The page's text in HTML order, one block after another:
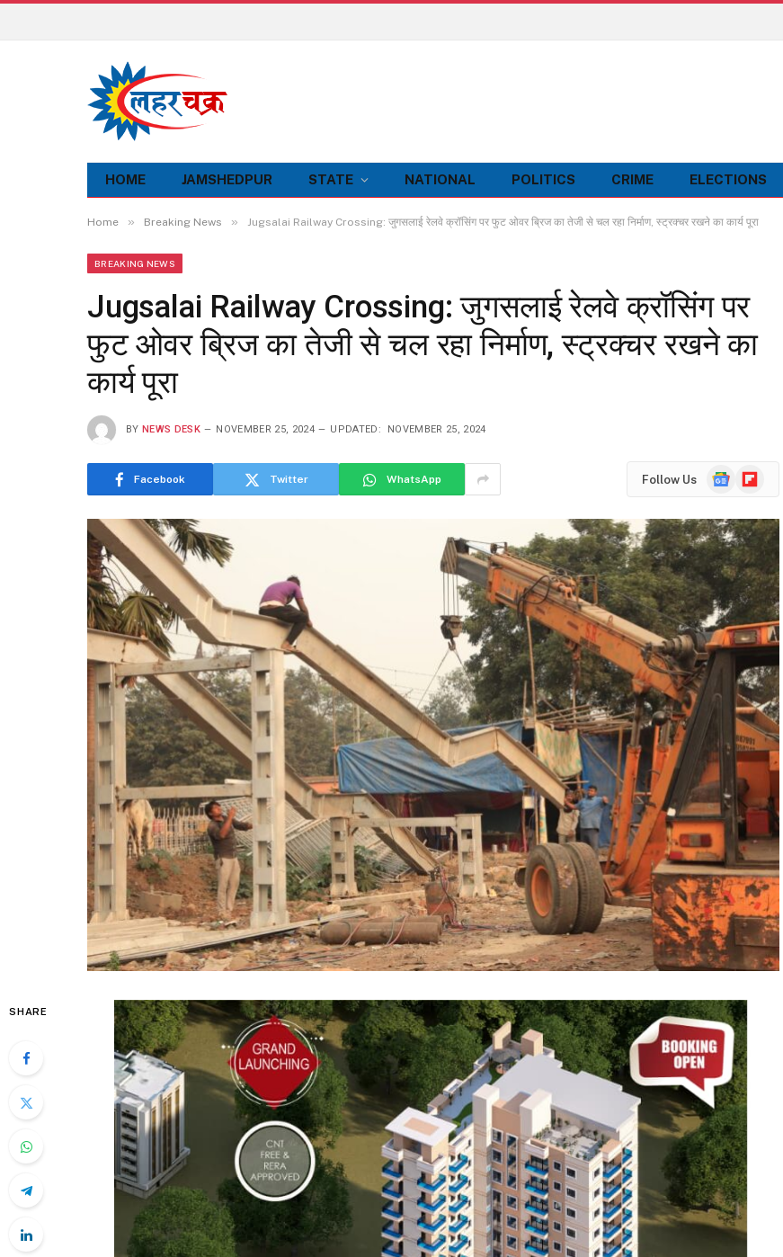
HOME JAMSHEDPUR STATE NATIONAL POLITICS CRIME ELECTIONS
Home » Breaking News » Jugsalai Railway Crossing: जुगसलाई रेलवे क्रॉसिंग पर फुट ओवर ब्रिज का तेजी से चल रहा निर्माण, स्ट्रक्चर रखने का कार्य पूरा
BREAKING NEWS
Jugsalai Railway Crossing: जुगसलाई रेलवे क्रॉसिंग पर
फुट ओवर ब्रिज का तेजी से चल रहा निर्माण, स्ट्रक्चर रखने का
कार्य पूरा
BY NEWS DESK NOVEMBER 25, 2024 UPDATED: NOVEMBER 25, 2024
Facebook Twitter WhatsApp Follow Us
GoogleFlipboard
SHARE